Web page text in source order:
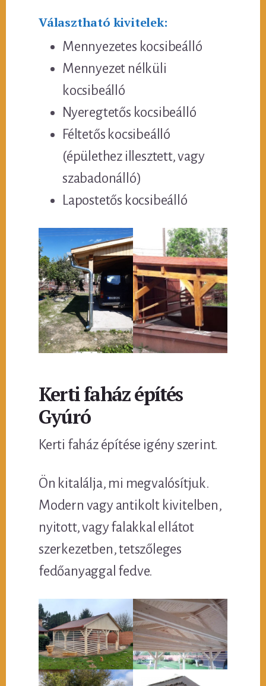
Választható kivitelek:
Mennyezetes kocsibeálló
Mennyezet nélküli
kocsibeálló
Nyeregtetős kocsibeálló
Féltetős kocsibeálló
(épülethez illesztett, vagy
szabadonálló)
Lapostetős kocsibeálló
Kerti faház építés
Gyúró
Kerti faház építése igény szerint.
Ön kitalálja, mi megvalósítjuk.
Modern vagy antikolt kivitelben,
nyitott, vagy falakkal ellátot
szerkezetben, tetszőleges
fedőanyaggal fedve.